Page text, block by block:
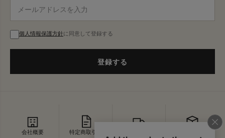
個人情報保護方針に同意して登録する
登録する
会社概要 特定商取引法